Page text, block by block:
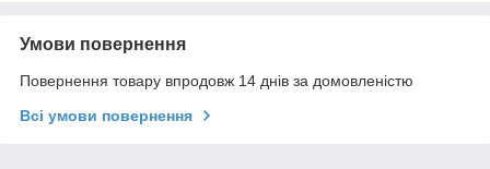
Умови повернення
Повернення товару впродовж 14 днів за домовленістю
Всі умови повернення